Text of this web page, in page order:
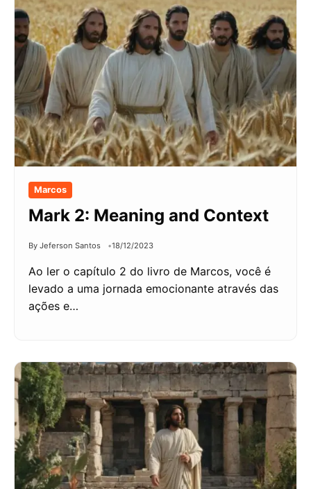
Marcos
Mark 2: Meaning and Context
By Jeferson Santos 18/12/2023
Ao ler o capítulo 2 do livro de Marcos, você é
levado a uma jornada emocionante através das
ações e…